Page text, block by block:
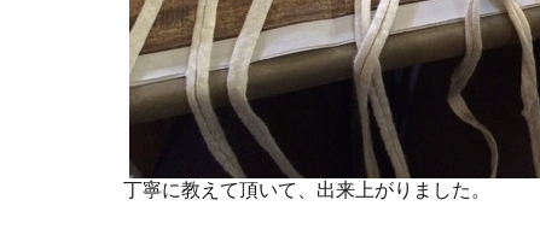
丁寧に教えて頂いて、出来上がりました。